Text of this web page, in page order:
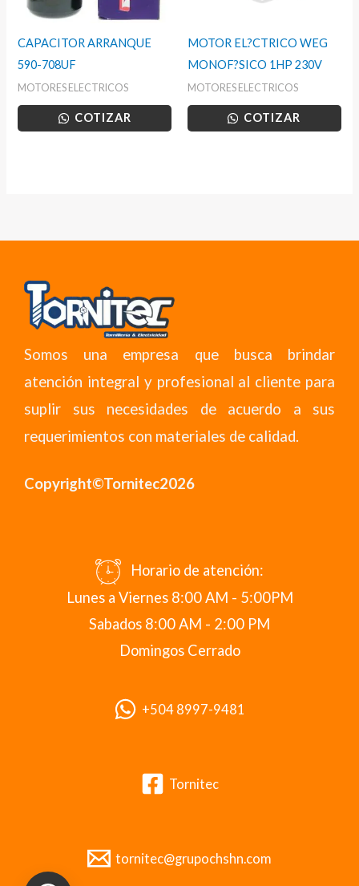
CAPACITOR ARRANQUE
590-708UF
MOTORES ELECTRICOS
COTIZAR
MOTOR EL?CTRICO WEG
MONOF?SICO 1HP 230V
MOTORES ELECTRICOS
COTIZAR
Somos una empresa que busca brindar
atención integral y profesional al cliente para
suplir sus necesidades de acuerdo a sus
requerimientos con materiales de calidad.
Copyright©Tornitec2026
Horario de atención:
Lunes a Viernes 8:00 AM - 5:00PM
Sabados 8:00 AM - 2:00 PM
Domingos Cerrado
+504 8997-9481
Tornitec
tornitec@grupochshn.com